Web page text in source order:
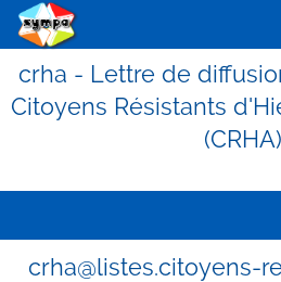
crha - Lettre de
Citoyens Résistants
(CRHA)
crha@listes.citoyens-